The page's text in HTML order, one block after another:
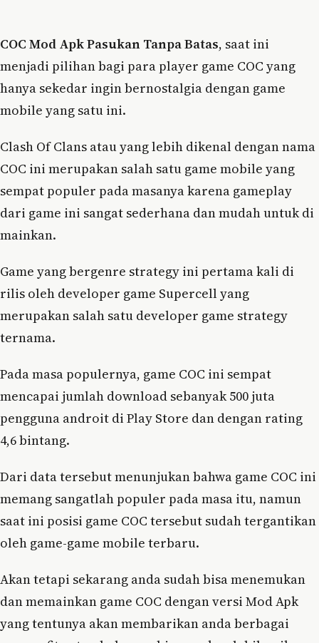
COC Mod Apk Pasukan Tanpa Batas, saat ini
menjadi pilihan bagi para player game COC yang
hanya sekedar ingin bernostalgia dengan game
mobile yang satu ini.
Clash Of Clans atau yang lebih dikenal dengan nama
COC ini merupakan salah satu game mobile yang
sempat populer pada masanya karena gameplay
dari game ini sangat sederhana dan mudah untuk di
mainkan.
Game yang bergenre strategy ini pertama kali di
rilis oleh developer game Supercell yang
merupakan salah satu developer game strategy
ternama.
Pada masa populernya, game COC ini sempat
mencapai jumlah download sebanyak 500 juta
pengguna androit di Play Store dan dengan rating
4,6 bintang.
Dari data tersebut menunjukan bahwa game COC ini
memang sangatlah populer pada masa itu, namun
saat ini posisi game COC tersebut sudah tergantikan
oleh game-game mobile terbaru.
Akan tetapi sekarang anda sudah bisa menemukan
dan memainkan game COC dengan versi Mod Apk
yang tentunya akan membarikan anda berbagai